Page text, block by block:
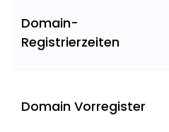
Domain-
Registrierzeiten
Domain Vorregister